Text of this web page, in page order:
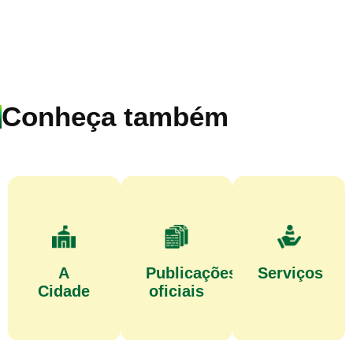
Conheça também
A
Cidade
Publicações
oficiais
Serviços